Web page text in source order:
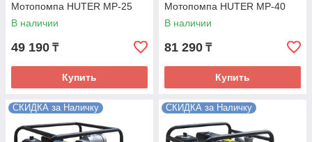
Мотопомпа HUTER MP-25
В наличии
49 190 ₸
Купить
Мотопомпа HUTER MP-40
В наличии
81 290 ₸
Купить
СКИДКА за Наличку СКИДКА за Наличку